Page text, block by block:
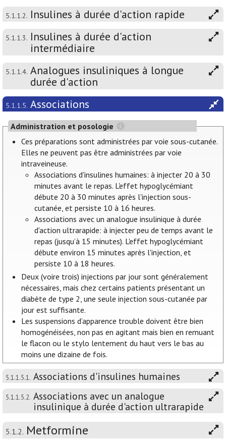
5.1.1.2. Insulines à durée d'action rapide
5.1.1.3. Insulines à durée d'action
intermédiaire
5.1.1.4. Analogues insuliniques à longue
durée d'action
5.1.1.5. Associations
Administration et posologie
Ces préparations sont administrées par voie sous-cutanée.
Elles ne peuvent pas être administrées par voie
intraveineuse.
Associations d'insulines humaines: à injecter 20 à 30
minutes avant le repas. L'effet hypoglycémiant
débute 20 à 30 minutes après l'injection sous-
cutanée, et persiste 10 à 16 heures.
Associations avec un analogue insulinique à durée
d'action ultrarapide: à injecter peu de temps avant le
repas (jusqu’à 15 minutes). L'effet hypoglycémiant
débute environ 15 minutes après l'injection, et
persiste 10 à 18 heures.
Deux (voire trois) injections par jour sont généralement
nécessaires, mais chez certains patients présentant un
diabète de type 2, une seule injection sous-cutanée par
jour est suffisante.
Les suspensions d’apparence trouble doivent être bien
homogénéisées, non pas en agitant mais bien en remuant
le flacon ou le stylo lentement du haut vers le bas au
moins une dizaine de fois.
5.1.1.5.1. Associations d'insulines humaines
5.1.1.5.2. Associations avec un analogue
insulinique à durée d'action ultrarapide
5.1.2. Metformine